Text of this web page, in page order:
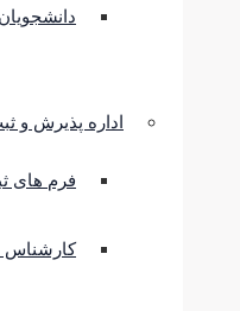
دانشجویان
اداره پذیرش و ثبت
فرم های ثبت
کارشناس